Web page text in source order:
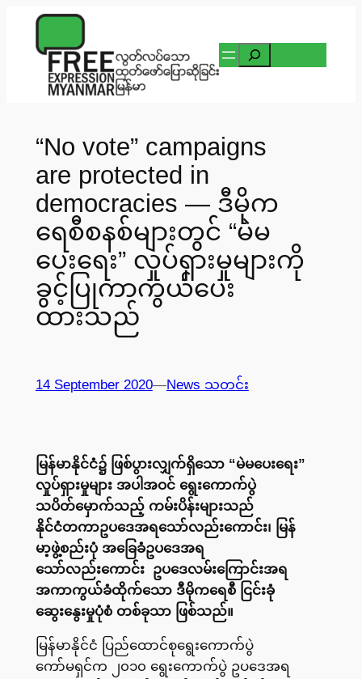
content
Search
“No vote” campaigns
are protected in
democracies — ဒီမိုက
ရေစီစနစ်များတွင် “မဲမ
ပေးရေး” လှုပ်ရှားမှုများကို
ခွင့်ပြုကာကွယ်ပေး
ထားသည်
14 September 2020—News သတင်း
မြန်မာနိုင်ငံ၌ ဖြစ်ပွားလျှက်ရှိသော “မဲမပေးရေး”
လှုပ်ရှားမှုများ အပါအဝင် ရွေးကောက်ပွဲ
သပိတ်မှောက်သည့် ကမ်းပိန်းများသည်
နိုင်ငံတကာဥပဒေအရသော်လည်းကောင်း၊ မြန်
မာ့ဖွဲ့စည်းပုံ အခြေခံဥပဒေအရ
သော်လည်းကောင်း ဥပဒေလမ်းကြောင်းအရ
အကာကွယ်ခံထိုက်သော ဒီမိုကရေစီ ငြင်းခုံ
ဆွေးနွေးမှုပုံစံ တစ်ခုသာ ဖြစ်သည်။
မြန်မာနိုင်ငံ ပြည်ထောင်စုရွေးကောက်ပွဲ
ကော်မရှင်က ၂၀၁၀ ရွေးကောက်ပွဲ ဥပဒေအရ